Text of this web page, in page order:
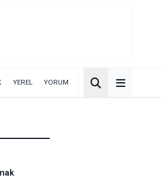
YEREL YORUM